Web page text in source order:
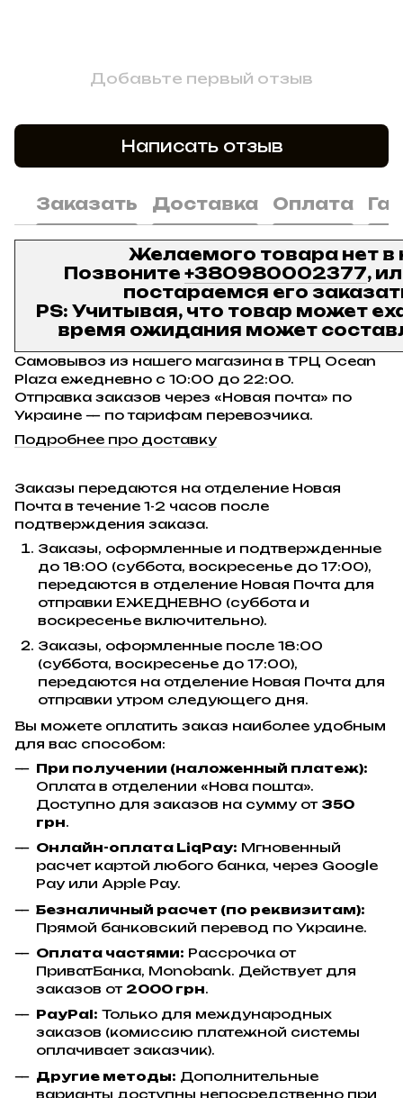
Добавьте первый отзыв
Написать отзыв
Заказать Доставка Оплата
Желаемого товара нет в
Позвоните +380980002377,
постараемся его
PS: Учитывая, что товар может
время ожидания может
Самовывоз из нашего магазина в ТРЦ Ocean
Plaza ежедневно с 10:00 до 22:00.
Отправка заказов через «Новая почта» по
Украине — по тарифам перевозчика.
Подробнее про доставку
Заказы передаются на отделение Новая
Почта в течение 1-2 часов после
подтверждения заказа.
Заказы, оформленные и подтвержденные
до 18:00 (суббота, воскресенье до 17:00),
передаются в отделение Новая Почта для
отправки ЕЖЕДНЕВНО (суббота и
воскресенье включительно).
Заказы, оформленные после 18:00
(суббота, воскресенье до 17:00),
передаются на отделение Новая Почта для
отправки утром следующего дня.
Вы можете оплатить заказ наиболее удобным
для вас способом:
При получении (наложенный платеж):
Оплата в отделении «Нова пошта».
Доступно для заказов на сумму от 350
грн.
Онлайн-оплата LiqPay: Мгновенный
расчет картой любого банка, через Google
Pay или Apple Pay.
Безналичный расчет (по реквизитам):
Прямой банковский перевод по Украине.
Оплата частями: Рассрочка от
ПриватБанка, Monobank. Действует для
заказов от 2000 грн.
PayPal: Только для международных
заказов (комиссию платежной системы
оплачивает заказчик).
Другие методы: Дополнительные
варианты доступны непосредственно при